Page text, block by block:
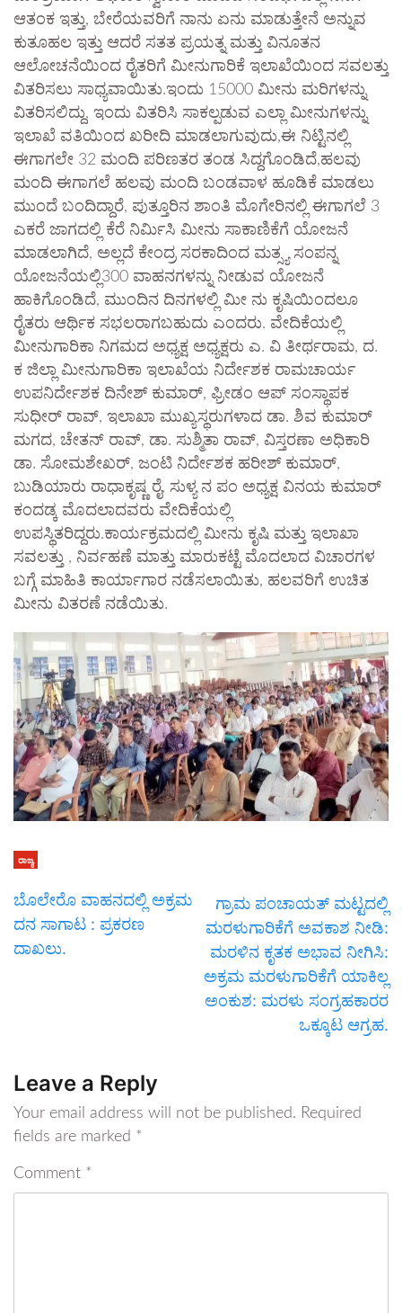
ಆತಂಕ ಇತ್ತು, ಬೇರೆಯವರಿಗೆ ನಾನು ಏನು ಮಾಡುತ್ತೇನೆ ಅನ್ನುವ
ಕುತೂಹಲ ಇತ್ತು ಆದರೆ ಸತತ ಪ್ರಯತ್ನ ಮತ್ತು ವಿನೂತನ
ಆಲೋಚನೆಯಿಂದ ರೈತರಿಗೆ ಮೀನುಗಾರಿಕೆ ಇಲಾಖೆಯಿಂದ ಸವಲತ್ತು
ವಿತರಿಸಲು ಸಾಧ್ಯವಾಯಿತು.ಇಂದು 15000 ಮೀನು ಮರಿಗಳನ್ನು
ವಿತರಿಸಲಿದ್ದು, ಇಂದು ವಿತರಿಸಿ ಸಾಕಲ್ಪಡುವ ಎಲ್ಲಾ ಮೀನುಗಳನ್ನು
ಇಲಾಖೆ ವತಿಯಿಂದ ಖರೀದಿ ಮಾಡಲಾಗುವುದು,ಈ ನಿಟ್ಟಿನಲ್ಲಿ
ಈಗಾಗಲೇ 32 ಮಂದಿ ಪರಿಣತರ ತಂಡ ಸಿದ್ದಗೊಂಡಿದೆ,ಹಲವು
ಮಂದಿ ಈಗಾಗಲೆ ಹಲವು ಮಂದಿ ಬಂಡವಾಳ ಹೂಡಿಕೆ ಮಾಡಲು
ಮುಂದೆ ಬಂದಿದ್ದಾರೆ, ಪುತ್ತೂರಿನ ಶಾಂತಿ ಮೊಗೇರಿನಲ್ಲಿ ಈಗಾಗಲೆ 3
ಎಕರೆ ಜಾಗದಲ್ಲಿ ಕೆರೆ ನಿರ್ಮಿಸಿ ಮೀನು ಸಾಕಾಣಿಕೆಗೆ ಯೋಜನೆ
ಮಾಡಲಾಗಿದೆ, ಅಲ್ಲದೆ ಕೇಂದ್ರ ಸರಕಾದಿಂದ ಮತ್ಸ್ಯ ಸಂಪನ್ನ
ಯೋಜನೆಯಲ್ಲಿ300 ವಾಹನಗಳನ್ನು ನೀಡುವ ಯೋಜನೆ
ಹಾಕಿಗೊಂಡಿದೆ, ಮುಂದಿನ ದಿನಗಳಲ್ಲಿ ಮೀ ನು ಕೃಷಿಯಿಂದಲೂ
ರೈತರು ಆರ್ಥಿಕ ಸಭಲರಾಗಬಹುದು ಎಂದರು. ವೇದಿಕೆಯಲ್ಲಿ
ಮೀನುಗಾರಿಕಾ ನಿಗಮದ ಅಧ್ಯಕ್ಷ ಅಧ್ಯಕ್ಷರು ಎ. ವಿ ತೀರ್ಥರಾಮ, ದ.
ಕ ಜಿಲ್ಲಾ ಮೀನುಗಾರಿಕಾ ಇಲಾಖೆಯ ನಿರ್ದೇಶಕ ರಾಮಚಾರ್ಯ
ಉಪನಿರ್ದೇಶಕ ದಿನೇಶ್ ಕುಮಾರ್, ಫ್ರೀಡಂ ಆಪ್ ಸಂಸ್ಥಾಪಕ
ಸುಧೀರ್ ರಾವ್, ಇಲಾಖಾ ಮುಖ್ಯಸ್ಥರುಗಳಾದ ಡಾ. ಶಿವ ಕುಮಾರ್
ಮಗದ, ಚೇತನ್ ರಾವ್, ಡಾ. ಸುಶ್ಮಿತಾ ರಾವ್, ವಿಸ್ತರಣಾ ಅಧಿಕಾರಿ
ಡಾ. ಸೋಮಶೇಖರ್, ಜಂಟಿ ನಿರ್ದೇಶಕ ಹರೀಶ್ ಕುಮಾರ್,
ಬುಡಿಯಾರು ರಾಧಾಕೃಷ್ಣ ರೈ, ಸುಳ್ಯ ನ ಪಂ ಅಧ್ಯಕ್ಷ ವಿನಯ ಕುಮಾರ್
ಕಂದಡ್ಕ ಮೊದಲಾದವರು ವೇದಿಕೆಯಲ್ಲಿ
ಉಪಸ್ಥಿತರಿದ್ದರು.ಕಾರ್ಯಕ್ರಮದಲ್ಲಿ ಮೀನು ಕೃಷಿ ಮತ್ತು ಇಲಾಖಾ
ಸವಲತ್ತು , ನಿರ್ವಹಣೆ ಮಾತ್ತು ಮಾರುಕಟ್ಟೆ ಮೊದಲಾದ ವಿಚಾರಗಳ
ಬಗ್ಗೆ ಮಾಹಿತಿ ಕಾರ್ಯಾಗಾರ ನಡೆಸಲಾಯಿತು, ಹಲವರಿಗೆ ಉಚಿತ
ಮೀನು ವಿತರಣೆ ನಡೆಯಿತು.
ರಾಜ್ಯ
ಬೊಲೇರೊ ವಾಹನದಲ್ಲಿ ಅಕ್ರಮ
ದನ ಸಾಗಾಟ : ಪ್ರಕರಣ
ದಾಖಲು.
ಗ್ರಾಮ ಪಂಚಾಯತ್ ಮಟ್ಟದಲ್ಲಿ
ಮರಳುಗಾರಿಕೆಗೆ ಅವಕಾಶ ನೀಡಿ:
ಮರಳಿನ ಕೃತಕ ಅಭಾವ ನೀಗಿಸಿ:
ಅಕ್ರಮ ಮರಳುಗಾರಿಕೆಗೆ ಯಾಕಿಲ್ಲ
ಅಂಕುಶ: ಮರಳು ಸಂಗ್ರಹಕಾರರ
ಒಕ್ಕೂಟ ಆಗ್ರಹ.
Leave a Reply
Your email address will not be published. Required
fields are marked *
Comment *